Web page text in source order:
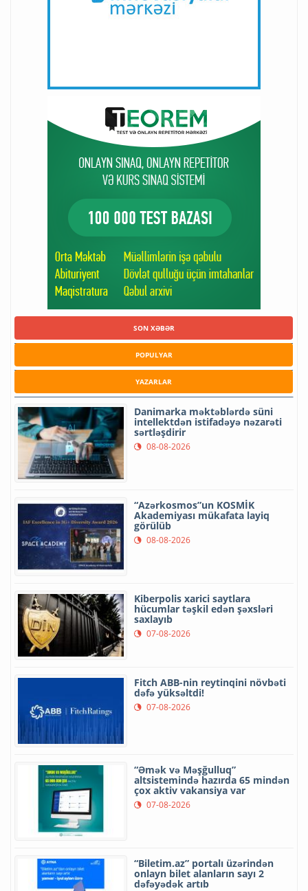
SON XƏBƏR
POPULYAR
YAZARLAR
Danimarka məktəblərdə süni
intellektdən istifadəyə nəzarəti
sərtləşdirir
08-08-2026
“Azərkosmos”un KOSMİK
Akademiyası mükafata layiq
görülüb
08-08-2026
Kiberpolis xarici saytlara
hücumlar təşkil edən şəxsləri
saxlayıb
07-08-2026
Fitch ABB-nin reytinqini növbəti
dəfə yüksəltdi!
07-08-2026
“Əmək və Məşğulluq”
altsistemində hazırda 65 mindən
çox aktiv vakansiya var
07-08-2026
“Biletim.az” portalı üzərindən
onlayn bilet alanların sayı 2
dəfəyədək artıb